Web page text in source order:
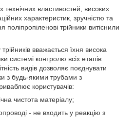
властивостей, високих
характеристик, зручністю та
поліпропіленові трійники витіснили
вважається їхня висока
системі контролю всіх етапів
видів дозволяє поєднувати
з будь-якими трубами з
користувачів:
чистота матеріалу;
- не входить у реакцію з